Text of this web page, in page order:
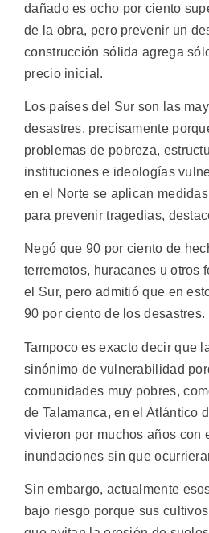
dañado es ocho por ciento
de la obra, pero prevenir un
construcción sólida agrega
precio inicial.
Los países del Sur son las
desastres, precisamente
problemas de pobreza,
instituciones e ideologías
en el Norte se aplican
para prevenir tragedias,
Negó que 90 por ciento de
terremotos, huracanes u otros
el Sur, pero admitió que en
90 por ciento de los desastres.
Tampoco es exacto decir que
sinónimo de vulnerabilidad
comunidades muy pobres,
de Talamanca, en el Atlántico
vivieron por muchos años con
inundaciones sin que
Sin embargo, actualmente
bajo riesgo porque sus